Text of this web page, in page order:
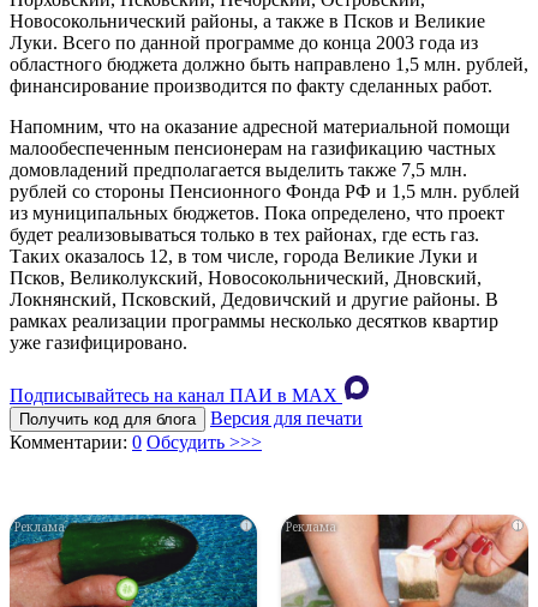
Новосокольнический районы, а также в Псков и Великие
Луки. Всего по данной программе до конца 2003 года из
областного бюджета должно быть направлено 1,5 млн. рублей,
финансирование производится по факту сделанных работ.
Напомним, что на оказание адресной материальной помощи
малообеспеченным пенсионерам на газификацию частных
домовладений предполагается выделить также 7,5 млн.
рублей со стороны Пенсионного Фонда РФ и 1,5 млн. рублей
из муниципальных бюджетов. Пока определено, что проект
будет реализовываться только в тех районах, где есть газ.
Таких оказалось 12, в том числе, города Великие Луки и
Псков, Великолукский, Новосокольнический, Дновский,
Локнянский, Псковский, Дедовичский и другие районы. В
рамках реализации программы несколько десятков квартир
уже газифицировано.
Подписывайтесь на канал ПАИ в MAХ
Получить код для блога
Версия для печати
Комментарии: 0 Обсудить >>>
i i